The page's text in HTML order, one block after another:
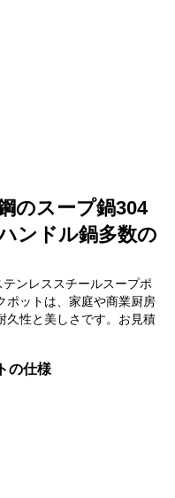
のスープ鍋304
ンドル鍋多数の
ンレススチールスープポ
ポットは、家庭や商業厨房
久性と美しさです。お見積
の仕様